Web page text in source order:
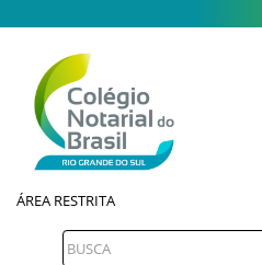
ÁREA RESTRITA